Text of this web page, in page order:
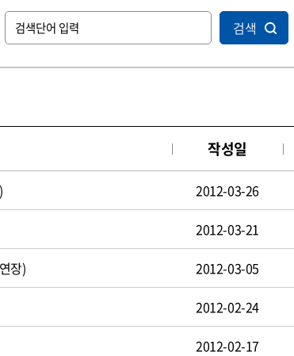
검색
작성일
2012-03-26
2012-03-21
장) 2012-03-05
2012-02-24
2012-02-17